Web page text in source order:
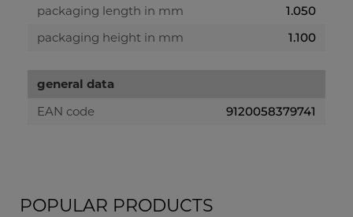
packaging length in mm
1.050
packaging height in mm
1.100
general data
EAN code
9120058379741
POPULAR PRODUCTS